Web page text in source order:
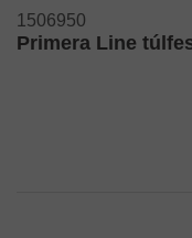
1506950
Primera Line